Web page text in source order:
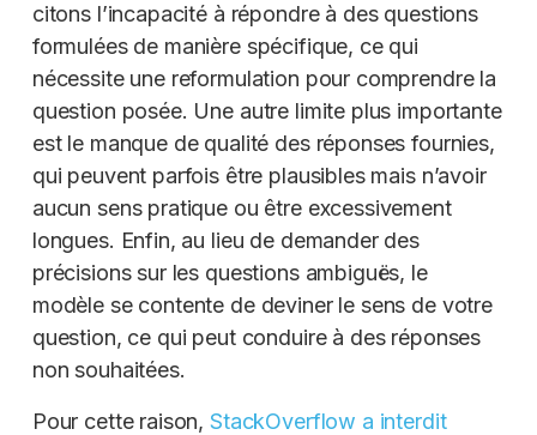
citons l’incapacité à répondre à des questions
formulées de manière spécifique, ce qui
nécessite une reformulation pour comprendre la
question posée. Une autre limite plus importante
est le manque de qualité des réponses fournies,
qui peuvent parfois être plausibles mais n’avoir
aucun sens pratique ou être excessivement
longues. Enfin, au lieu de demander des
précisions sur les questions ambiguës, le
modèle se contente de deviner le sens de votre
question, ce qui peut conduire à des réponses
non souhaitées.
Pour cette raison,StackOverflow a interdit